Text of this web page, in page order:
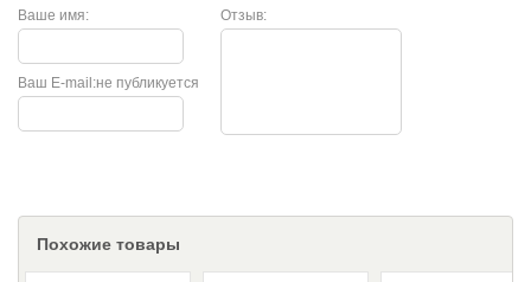
Ваше имя: Отзыв:
не публикуется
Ваш E-mail:
Похожие товары